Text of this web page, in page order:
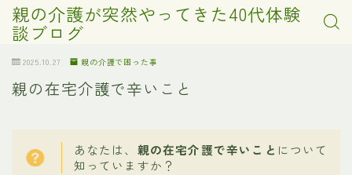
親の介護が突然やってきた40代体験
談ブログ
2025.10.27 親の介護で困った事
親の在宅介護で辛いこと
あなたは、 親の在宅介護で辛いこと について
知っていますか？